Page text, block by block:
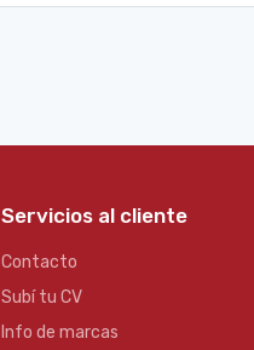
Servicios al cliente
Contacto
Subí tu CV
Info de marcas